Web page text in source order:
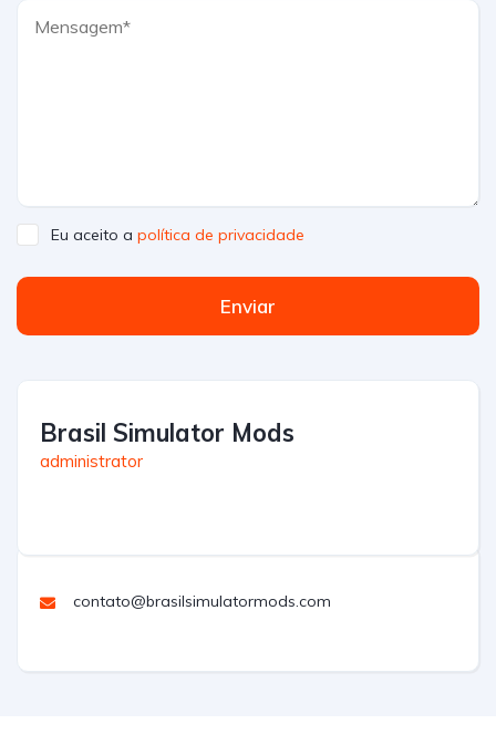
Eu aceito a política de privacidade
Enviar
Brasil Simulator Mods
administrator
contato@brasilsimulatormods.com